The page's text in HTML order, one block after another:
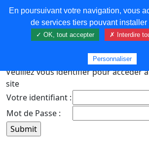
COREMA
Veuillez vous identifier pour accéder
site
Votre identifiant :
Mot de Passe :
En poursuivant votre navigation, vous
de services tiers pouvant
✓ OK, tout accepter ✗ Interdire
Personnaliser